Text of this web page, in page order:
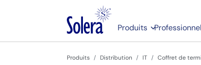
Produits
Produits Distribution IT Coffret de